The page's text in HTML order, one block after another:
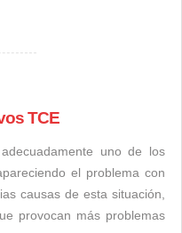
TCE
uno de los
el problema con
causas de esta situación,
provocan más problemas